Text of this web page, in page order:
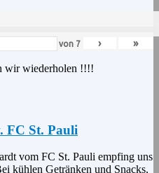
von 7 › »
wir wiederholen !!!!
FC St. Pauli
vom FC St. Pauli empfing uns
kühlen Getränken und Snacks,